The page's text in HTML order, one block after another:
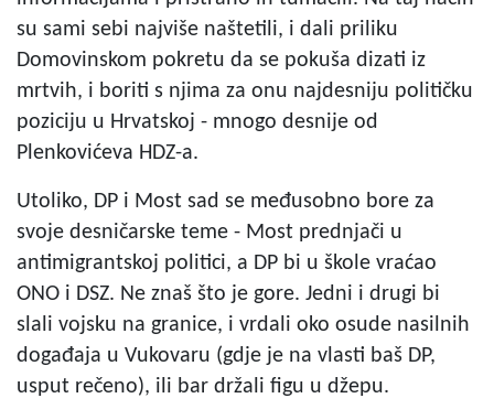
su sami sebi najviše naštetili, i dali priliku
Domovinskom pokretu da se pokuša dizati iz
mrtvih, i boriti s njima za onu najdesniju političku
poziciju u Hrvatskoj - mnogo desnije od
Plenkovićeva HDZ-a.
Utoliko, DP i Most sad se međusobno bore za
svoje desničarske teme - Most prednjači u
antimigrantskoj politici, a DP bi u škole vraćao
ONO i DSZ. Ne znaš što je gore. Jedni i drugi bi
slali vojsku na granice, i vrdali oko osude nasilnih
događaja u Vukovaru (gdje je na vlasti baš DP,
usput rečeno), ili bar držali figu u džepu.